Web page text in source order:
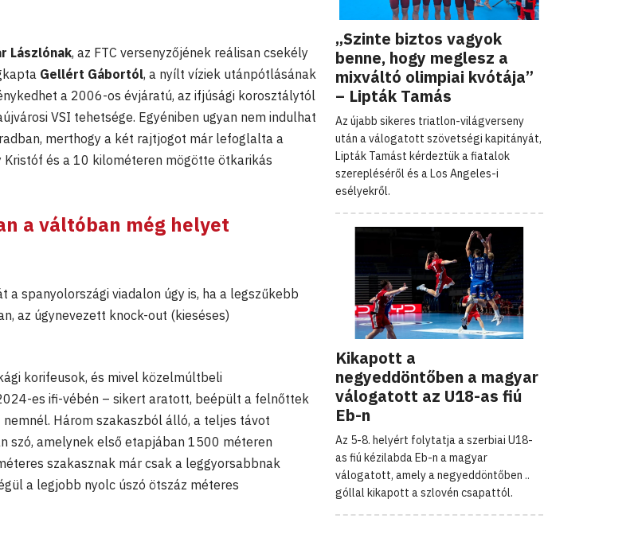
Lászlónak, az FTC versenyzőjének reálisan csekély
Gellért Gábortól, a nyílt víziek utánpótlásának
a 2006-os évjáratú, az ifjúsági korosztálytól
VSI tehetsége. Egyéniben ugyan nem indulhat
merthogy a két rajtjogot már lefoglalta a
és a 10 kilométeren mögötte ötkarikás
a váltóban még helyet
spanyolországi viadalon úgy is, ha a legszűkebb
az úgynevezett knock-out (kieséses)
korifeusok, és mivel közelmúltbeli
es ifi-vébén – sikert aratott, beépült a felnőttek
Három szakaszból álló, a teljes távot
szó, amelynek első etapjában 1500 méteren
szakasznak már csak a leggyorsabbnak
a legjobb nyolc úszó ötszáz méteres
„Szinte biztos vagyok
benne, hogy meglesz a
mixváltó olimpiai kvótája”
– Lipták Tamás
Az újabb sikeres triatlon-világverseny
után a válogatott szövetségi kapitányát,
Lipták Tamást kérdeztük a fiatalok
szerepléséről és a Los Angeles-i
esélyekről.
Kikapott a
negyeddöntőben a magyar
válogatott az U18-as fiú
Eb-n
Az 5-8. helyért folytatja a szerbiai U18-
as fiú kézilabda Eb-n a magyar
válogatott, amely a negyeddöntőben ..
góllal kikapott a szlovén csapattól.